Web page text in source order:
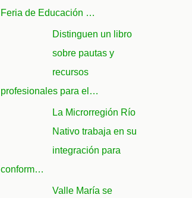
Feria de Educación …
Distinguen un libro
sobre pautas y
recursos
profesionales para el…
La Microrregión Río
Nativo trabaja en su
integración para
conform…
Valle María se